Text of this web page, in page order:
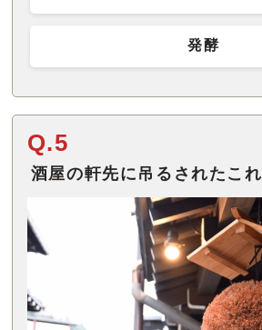
発酵
Q.5
酒屋の軒先に吊るされたこ